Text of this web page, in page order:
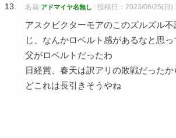
名前:アドマイヤ名無し : 投稿日：2023/06/25(日)
アスクビクターモアのこのズルズル
じ、なんかロベルト感があるなと思
父がロベルトだったわ
日経賞、春天は訳アリの敗戦だった
どこれは長引きそうやね